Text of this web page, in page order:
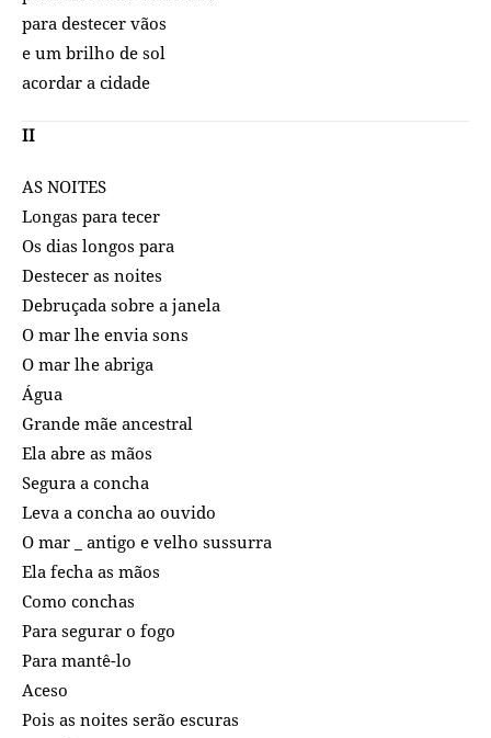
para destecer vãos
e um brilho de sol
acordar a cidade
II
AS NOITES
Longas para tecer
Os dias longos para
Destecer as noites
Debruçada sobre a janela
O mar lhe envia sons
O mar lhe abriga
Água
Grande mãe ancestral
Ela abre as mãos
Segura a concha
Leva a concha ao ouvido
O mar _ antigo e velho sussurra
Ela fecha as mãos
Como conchas
Para segurar o fogo
Para mantê-lo
Aceso
Pois as noites serão escuras